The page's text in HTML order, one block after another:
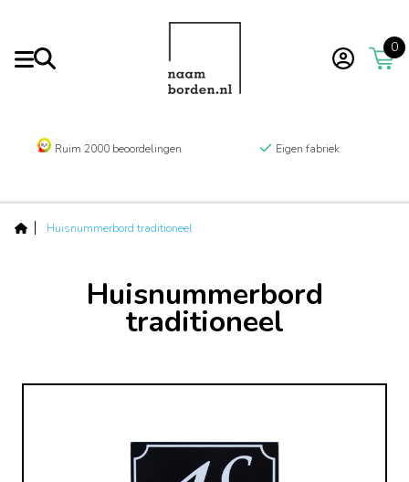
0
Ruim 2000 beoordelingen Eigen fabriek
Huisnummerbord traditioneel
Huisnummerbord
traditioneel